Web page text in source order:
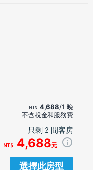
4,688/1 晚
不含稅金和服務費
只剩 2 間客房
4,688元
選擇此房型